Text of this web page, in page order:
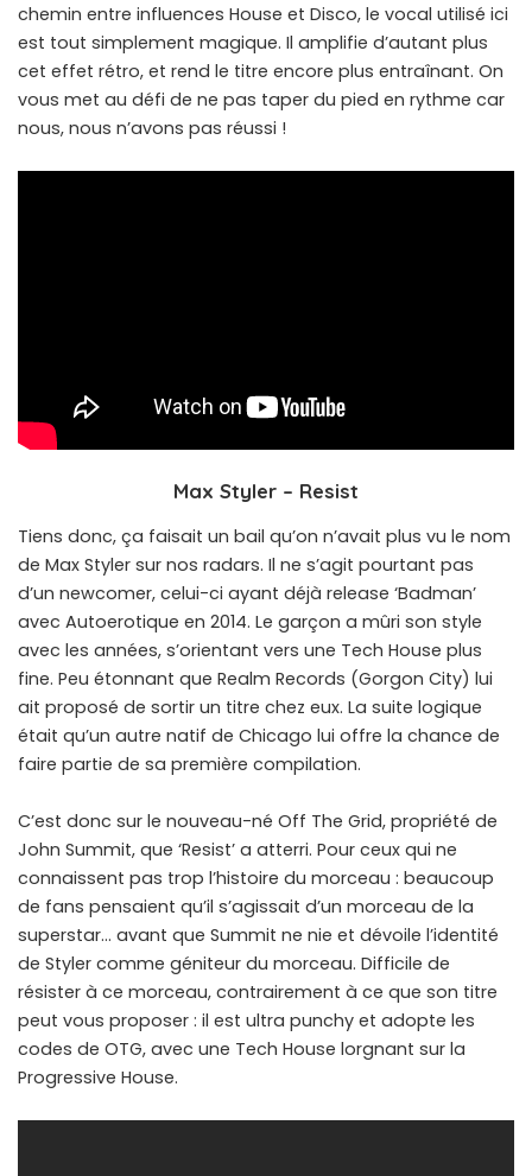
chemin entre influences House et Disco, le vocal utilisé ici
est tout simplement magique. Il amplifie d’autant plus
cet effet rétro, et rend le titre encore plus entraînant. On
vous met au défi de ne pas taper du pied en rythme car
nous, nous n’avons pas réussi !
Max Styler – Resist
Tiens donc, ça faisait un bail qu’on n’avait plus vu le nom
de Max Styler sur nos radars. Il ne s’agit pourtant pas
d’un newcomer, celui-ci ayant déjà release ‘Badman’
avec Autoerotique en 2014. Le garçon a mûri son style
avec les années, s’orientant vers une Tech House plus
fine. Peu étonnant que Realm Records (Gorgon City) lui
ait proposé de sortir un titre chez eux. La suite logique
était qu’un autre natif de Chicago lui offre la chance de
faire partie de sa première compilation.
C’est donc sur le nouveau-né Off The Grid, propriété de
John Summit, que ‘Resist’ a atterri. Pour ceux qui ne
connaissent pas trop l’histoire du morceau : beaucoup
de fans pensaient qu’il s’agissait d’un morceau de la
superstar… avant que Summit ne nie et dévoile l’identité
de Styler comme géniteur du morceau. Difficile de
résister à ce morceau, contrairement à ce que son titre
peut vous proposer : il est ultra punchy et adopte les
codes de OTG, avec une Tech House lorgnant sur la
Progressive House.